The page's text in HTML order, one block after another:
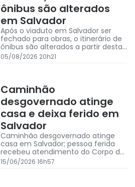
ônibus são alterados
em Salvador
Após o viaduto em Salvador ser
fechado para obras, o itinerário de
ônibus são alterados a partir desta
quinta-feira e sem previsão de
retorno
05/08/2026 20h21
Caminhão
desgovernado atinge
casa e deixa ferido em
Salvador
Caminhão desgovernado atinge
casa em Salvador; pessoa ferida
recebeu atendimento do Corpo de
Bombeiros
15/06/2026 16h57